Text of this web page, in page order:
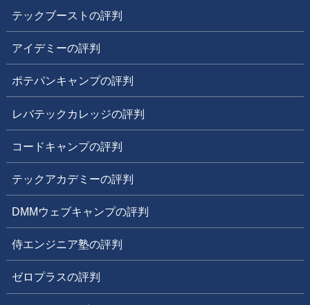
テックブーストの評判
アイデミーの評判
ポテパンキャンプの評判
レバテックカレッジの評判
コードキャンプの評判
テックアカデミーの評判
DMMウェブキャンプの評判
侍エンジニア塾の評判
ゼロプラスの評判